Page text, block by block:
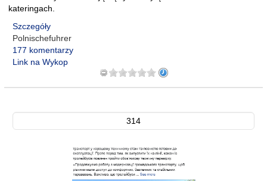
kateringach.
Szczegóły
Polnischefuhrer
177 komentarzy
Link na Wykop
314